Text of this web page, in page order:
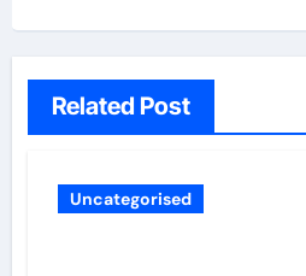
Related Post
Uncategorised